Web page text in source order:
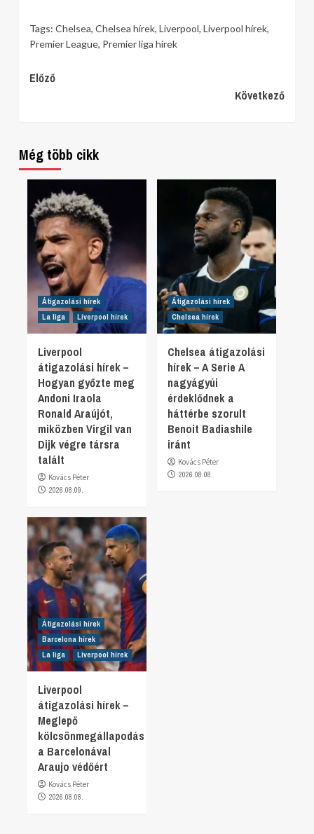
Tags: Chelsea, Chelsea hírek, Liverpool, Liverpool hírek,
Premier League, Premier liga hírek
Continue
Előző
Következő
Még több cikk
Átigazolási hírek
La liga
Liverpool hírek
Liverpool
átigazolási hírek –
Hogyan győzte meg
Andoni Iraola
Ronald Araújót,
miközben Virgil van
Dijk végre társra
talált
Kovács Péter
2026.08.09.
Átigazolási hírek
Chelsea hírek
Chelsea átigazolási
hírek – A Serie A
nagyágyúi
érdeklődnek a
háttérbe szorult
Benoit Badiashile
iránt
Kovács Péter
2026.08.08.
Átigazolási hírek
Barcelona hírek
La liga
Liverpool hírek
Liverpool
átigazolási hírek –
Meglepő
kölcsönmegállapodás
a Barcelonával
Araujo védőért
Kovács Péter
2026.08.08.